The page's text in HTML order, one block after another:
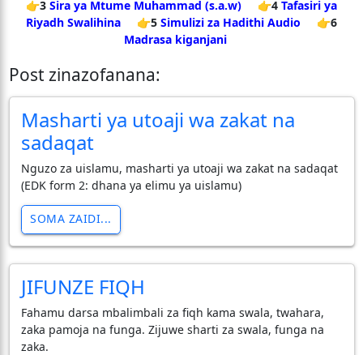
👉3 Sira ya Mtume Muhammad (s.a.w) 👉4 Tafasiri ya
Riyadh Swalihina
👉5 Simulizi za Hadithi Audio
👉6
Madrasa kiganjani
Post zinazofanana:
Masharti ya utoaji wa zakat na
sadaqat
Nguzo za uislamu, masharti ya utoaji wa zakat na sadaqat
(EDK form 2: dhana ya elimu ya uislamu)
SOMA ZAIDI...
JIFUNZE FIQH
Fahamu darsa mbalimbali za fiqh kama swala, twahara,
zaka pamoja na funga. Zijuwe sharti za swala, funga na
zaka.